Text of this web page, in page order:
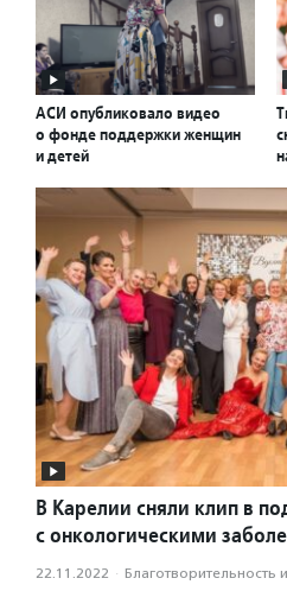
АСИ опубликовало видео
о фонде поддержки женщин
и детей
В Карелии сняли клип в
с онкологическими
22.11.2022 · Благотвори­тель­ность